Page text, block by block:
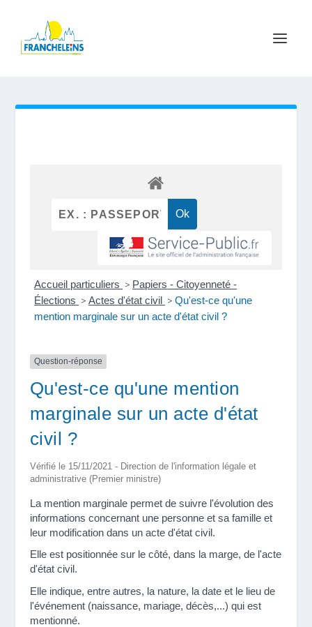
Accueil particuliers > Papiers - Citoyenneté -
Élections > Actes d'état civil > Qu'est-ce qu'une
mention marginale sur un acte d'état civil ?
Question-réponse
Qu'est-ce qu'une mention
marginale sur un acte d'état
civil ?
Vérifié le 15/11/2021 - Direction de l'information légale et
administrative (Premier ministre)
La mention marginale permet de suivre l'évolution des
informations concernant une personne et sa famille et
leur modification dans un acte d'état civil.
Elle est positionnée sur le côté, dans la marge, de l'acte
d'état civil.
Elle indique, entre autres, la nature, la date et le lieu de
l'événement (naissance, mariage, décès,...) qui est
mentionné.